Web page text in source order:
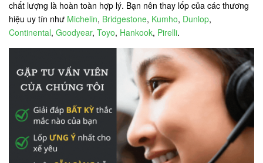
chất lượng là hoàn toàn hợp lý. Bạn nên thay lốp của các thương
hiệu uy tín như Michelin, Bridgestone, Kumho, Dunlop,
Continental, Goodyear, Toyo, Hankook, Pirelli.